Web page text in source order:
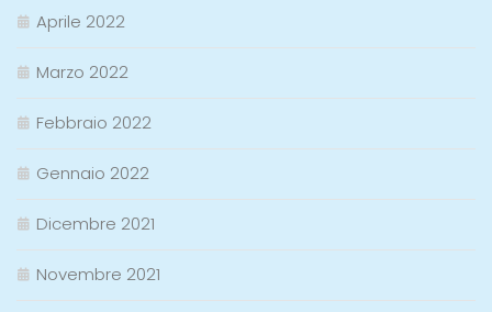
Aprile 2022
Marzo 2022
Febbraio 2022
Gennaio 2022
Dicembre 2021
Novembre 2021